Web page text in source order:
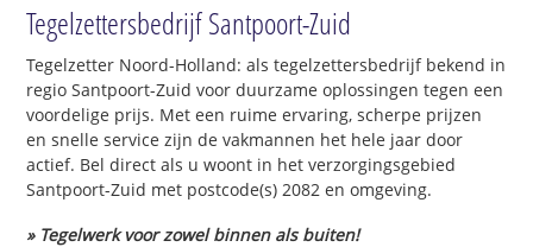
Tegelzettersbedrijf Santpoort-Zuid
Tegelzetter Noord-Holland: als tegelzettersbedrijf bekend in
regio Santpoort-Zuid voor duurzame oplossingen tegen een
voordelige prijs. Met een ruime ervaring, scherpe prijzen
en snelle service zijn de vakmannen het hele jaar door
actief. Bel direct als u woont in het verzorgingsgebied
Santpoort-Zuid met postcode(s) 2082 en omgeving.
» Tegelwerk voor zowel binnen als buiten!